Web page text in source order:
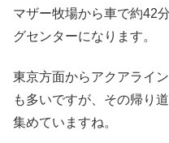
マザー牧場から車で約42
グセンターになります。
東京方面からアクアライ
も多いですが、その帰り
集めていますね。